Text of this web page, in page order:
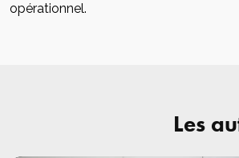
opérationnel.
Les